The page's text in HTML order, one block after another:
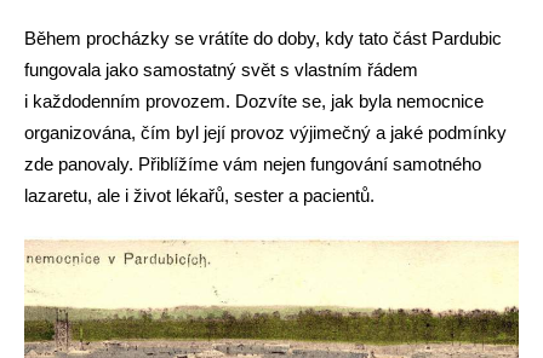
Během procházky se vrátíte do doby, kdy tato část Pardubic
fungovala jako samostatný svět s vlastním řádem
i každodenním provozem. Dozvíte se, jak byla nemocnice
organizována, čím byl její provoz výjimečný a jaké podmínky
zde panovaly. Přiblížíme vám nejen fungování samotného
lazaretu, ale i život lékařů, sester a pacientů.